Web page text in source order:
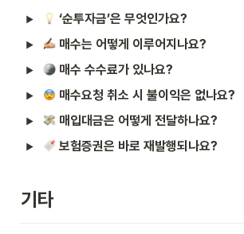
‘순투자금’은 무엇인가요?
매수는 어떻게 이루어지나요?
매수 수수료가 있나요?
매수요청 취소 시 불이익은 없나요?
매입대금은 어떻게 전달하나요?
보험증권은 바로 재발행되나요?
기타